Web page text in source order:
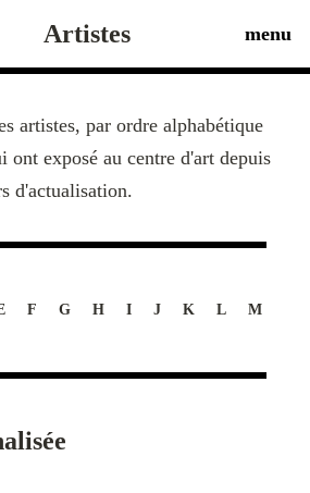
Artistes menu
artistes, par ordre alphabétique
exposé au centre d'art depuis
d'actualisation.
F G H I J K L M